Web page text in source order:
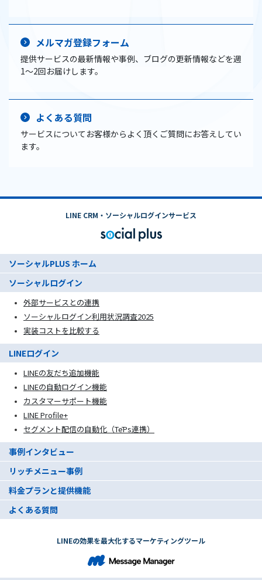
メルマガ登録フォーム
提供サービスの最新情報や事例、ブログの更新情報などを週
1〜2回お届けします。
よくある質問
サービスについてお客様からよく頂くご質問にお答えしてい
ます。
LINE CRM・ソーシャルログインサービス
ソーシャルPLUS ホーム
ソーシャルログイン
外部サービスとの連携
ソーシャルログイン利用状況調査2025
実装コストを比較する
LINEログイン
LINEの友だち追加機能
LINEの自動ログイン機能
カスタマーサポート機能
LINE Profile+
セグメント配信の自動化（TēPs連携）
事例インタビュー
リッチメニュー事例
料金プランと提供機能
よくある質問
LINEの効果を最大化するマーケティングツール